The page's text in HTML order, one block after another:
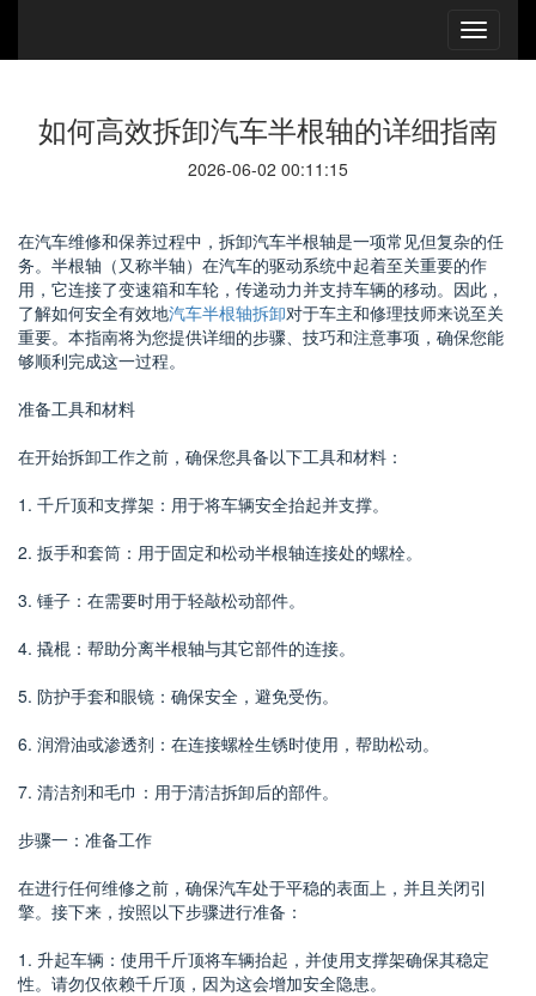
如何高效拆卸汽车半根轴的详细指南
2026-06-02 00:11:15
在汽车维修和保养过程中，拆卸汽车半根轴是一项常见但复杂的任
务。半根轴（又称半轴）在汽车的驱动系统中起着至关重要的作
用，它连接了变速箱和车轮，传递动力并支持车辆的移动。因此，
了解如何安全有效地汽车半根轴拆卸对于车主和修理技师来说至关
重要。本指南将为您提供详细的步骤、技巧和注意事项，确保您能
够顺利完成这一过程。
准备工具和材料
在开始拆卸工作之前，确保您具备以下工具和材料：
1. 千斤顶和支撑架：用于将车辆安全抬起并支撑。
2. 扳手和套筒：用于固定和松动半根轴连接处的螺栓。
3. 锤子：在需要时用于轻敲松动部件。
4. 撬棍：帮助分离半根轴与其它部件的连接。
5. 防护手套和眼镜：确保安全，避免受伤。
6. 润滑油或渗透剂：在连接螺栓生锈时使用，帮助松动。
7. 清洁剂和毛巾：用于清洁拆卸后的部件。
步骤一：准备工作
在进行任何维修之前，确保汽车处于平稳的表面上，并且关闭引
擎。接下来，按照以下步骤进行准备：
1. 升起车辆：使用千斤顶将车辆抬起，并使用支撑架确保其稳定
性。请勿仅依赖千斤顶，因为这会增加安全隐患。